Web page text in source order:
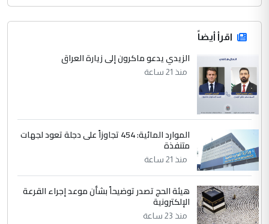
اقرأ أيضاً
الزيدي يدعو ماكرون إلى زيارة العراق
منذ 21 ساعة
الموارد المائية: 454 تجاوزاً على دجلة تعود لجهات
متنفذة
منذ 21 ساعة
هيئة الحج تصدر توضيحاً بشأن موعد إجراء القرعة
الإلكترونية
منذ 23 ساعة